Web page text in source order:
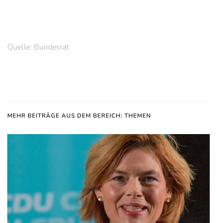
Quelle: Bundesrat
MEHR BEITRÄGE AUS DEM BEREICH: THEMEN